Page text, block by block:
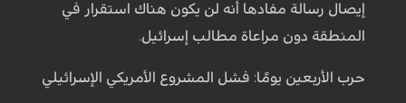
إيصال رسالة مفادها أنه لن يكون هناك استقرار في
المنطقة دون مراعاة مطالب إسرائيل.
حرب الأربعين يومًا: فشل المشروع الأمريكي الإسرائيلي